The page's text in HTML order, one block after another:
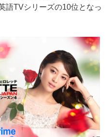
語TVシリーズの10位となっ